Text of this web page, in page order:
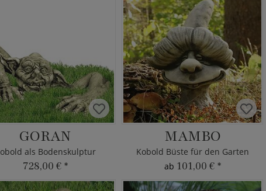
GORAN
als Bodenskulptur
728,00 € *
MAMBO
Kobold Büste für den Garten
ab 101,00 € *